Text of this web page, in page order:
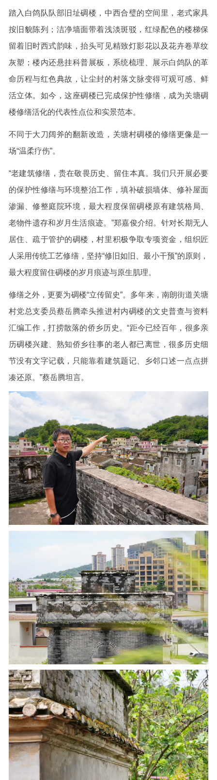
踏入白鸽队队部旧址碉楼，中西合璧的空间里，老式家具
按旧貌陈列；洁净墙面带着浅淡斑驳，红绿配色的楼梯保
留着旧时西式韵味，抬头可见精致灯影花以及花卉卷草纹
灰塑；楼内还悬挂科普展板，系统梳理、展示白鸽队的革
命历程与红色典故，让尘封的村落文脉变得可观可感、鲜
活立体。如今，这座碉楼已完成保护性修缮，成为关塘碉
楼修缮活化的代表性点位和实景范本。
不同于大刀阔斧的翻新改造，关塘村碉楼的修缮更像是一
场“温柔疗伤”。
“老建筑修缮，贵在敬畏历史、留住本真。我们只开展必要
的保护性修缮与环境整治工作，填补破损墙体、修补屋面
渗漏、修整庭院环境，最大程度保留碉楼原有建筑格局、
老物件遗存和岁月生活痕迹。”郑嘉俊介绍。针对长期无人
居住、疏于管护的碉楼，村里积极争取专项资金，组织匠
人采用传统工艺修缮，坚持“修旧如旧、最小干预”的原则，
最大程度留住碉楼的岁月痕迹与原生肌理。
修缮之外，更要为碉楼“立传留史”。多年来，南朗街道关塘
村党总支委员蔡岳腾牵头推进村内碉楼的文史普查与资料
汇编工作，打捞散落的侨乡历史。“距今已经百年，很多亲
历碉楼兴建、熟知侨乡往事的老人都已离世，很多历史细
节没有文字记载，只能靠着建筑题记、乡邻口述一点点拼
凑还原。”蔡岳腾坦言。